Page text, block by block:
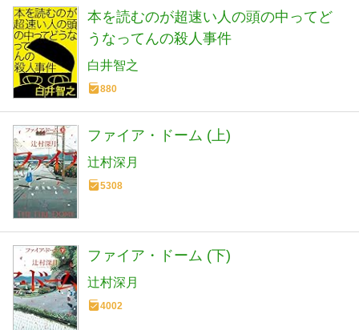
本を読むのが超速い人の頭の中ってど
うなってんの殺人事件
白井智之
880
ファイア・ドーム (上)
辻村深月
5308
ファイア・ドーム (下)
辻村深月
4002